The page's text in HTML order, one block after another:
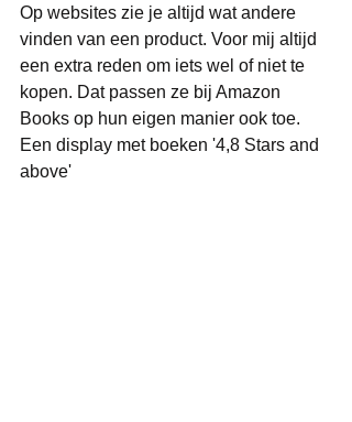
Op websites zie je altijd wat andere
vinden van een product. Voor mij altijd
een extra reden om iets wel of niet te
kopen. Dat passen ze bij Amazon
Books op hun eigen manier ook toe.
Een display met boeken '4,8 Stars and
above'